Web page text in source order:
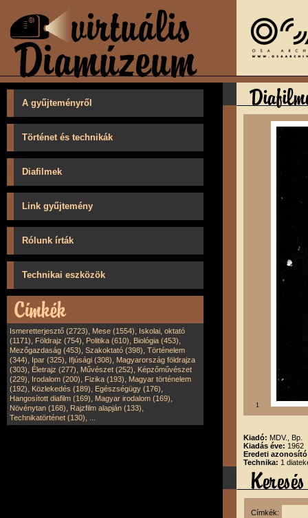
A gyűjteményről
Történet és technikák
Diafilmek
Link gyűjtemény
Rólunk írták
Technikai eszközök
Ismeretterjesztő (2723), Mese (1554), Iskolai, oktató
(1171), Földrajz (754), Politika (610), Biológia (453),
Mezőgazdaság (453), Szakoktató (398), Történelem
(344), Ipar (325), Ifjúsági (308), Magyarország földrajza
(303), Életrajz (277), Művészet (252), Képzőművészet
(229), Irodalom (200), Fizika (193), Magyar történelem
(192), Közlekedés (189), Egészségügy (176),
Hangosított diafilm (169), Magyar irodalom (169),
Növénytan (168), Rajzfilm alapján (133),
Technikatörténet (130),
1
Kiadó: MDV., Bp.
Kiadás éve: 1962
Eredeti
Technika: 1
Címkék: